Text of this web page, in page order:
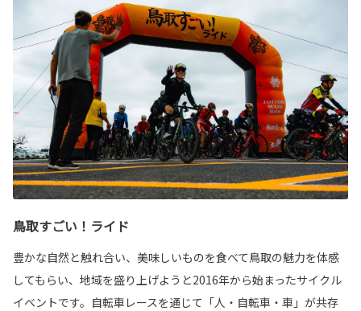
鳥取すごい！ライド
豊かな自然と触れ合い、美味しいものを食べて鳥取の魅力を体感
してもらい、地域を盛り上げようと2016年から始まったサイクル
イベントです。自転車レースを通じて「人・自転車・車」が共存